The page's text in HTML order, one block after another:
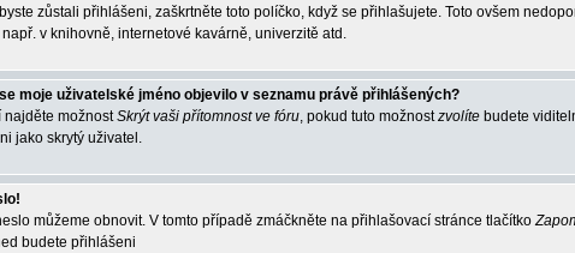
zůstali přihlášeni, zaškrtněte toto políčko, když se přihlašujete. Toto ovšem
v knihovně, internetové kavárně, univerzitě atd.
moje uživatelské jméno objevilo v seznamu právě přihlášených?
najděte možnostSkrýt vaši přítomnost ve fóru, pokud tuto možnostzvolíte budete
jako skrytý uživatel.
můžeme obnovit. V tomto případě zmáčkněte na přihlašovací stránce tlačítko
budete přihlášeni